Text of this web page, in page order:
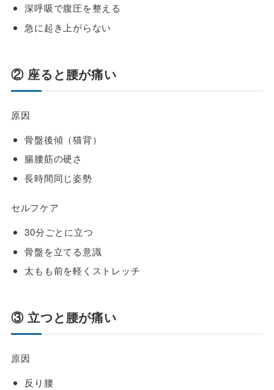
深呼吸で腹圧を整える
急に起き上がらない
② 座ると腰が痛い
原因
骨盤後傾（猫背）
腸腰筋の硬さ
長時間同じ姿勢
セルフケア
30分ごとに立つ
骨盤を立てる意識
太もも前を軽くストレッチ
③ 立つと腰が痛い
原因
反り腰